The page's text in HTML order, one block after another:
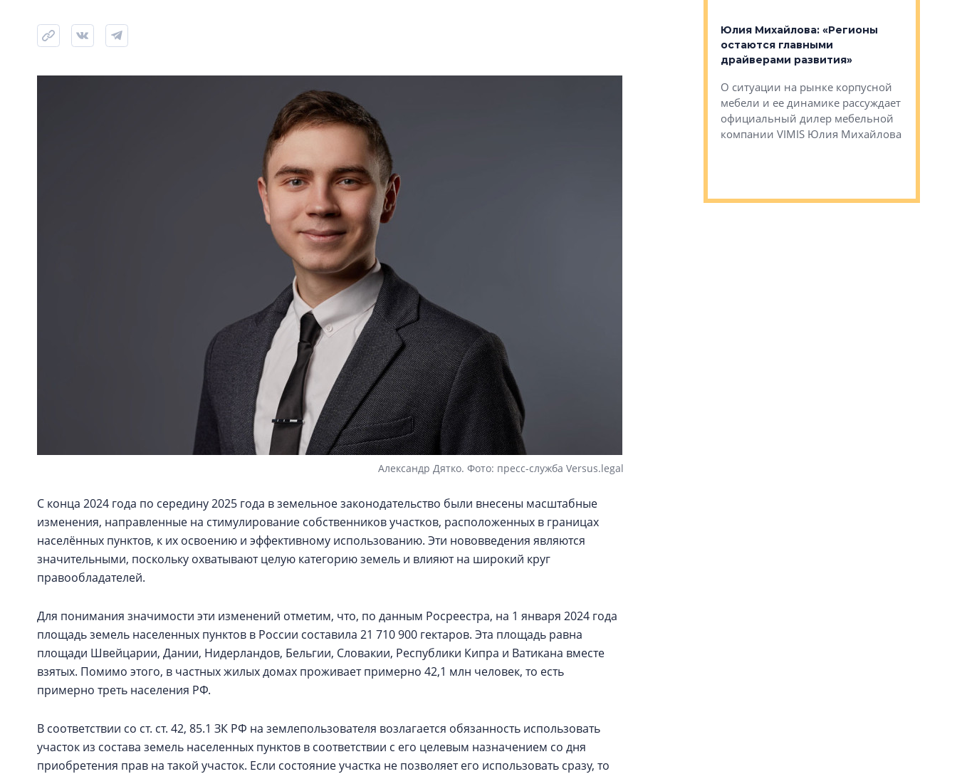
Александр Дятко. Фото: пресс-служба Versus.legal
С конца 2024 года по середину 2025 года в земельное законодательство были внесены масштабные
изменения, направленные на стимулирование собственников участков, расположенных в границах
населённых пунктов, к их освоению и эффективному использованию. Эти нововведения являются
значительными, поскольку охватывают целую категорию земель и влияют на широкий круг
правообладателей.
Для понимания значимости эти изменений отметим, что, по данным Росреестра, на 1 января 2024 года
площадь земель населенных пунктов в России составила 21 710 900 гектаров. Эта площадь равна
площади Швейцарии, Дании, Нидерландов, Бельгии, Словакии, Республики Кипра и Ватикана вместе
взятых. Помимо этого, в частных жилых домах проживает примерно 42,1 млн человек, то есть
примерно треть населения РФ.
В соответствии со ст. ст. 42, 85.1 ЗК РФ на землепользователя возлагается обязанность использовать
участок из состава земель населенных пунктов в соответствии с его целевым назначением со дня
приобретения прав на такой участок. Если состояние участка не позволяет его использовать сразу, то
Юлия Михайлова: «Регионы
остаются главными
драйверами развития»
О ситуации на рынке корпусной
мебели и ее динамике рассуждает
официальный дилер мебельной
компании VIMIS Юлия Михайлова